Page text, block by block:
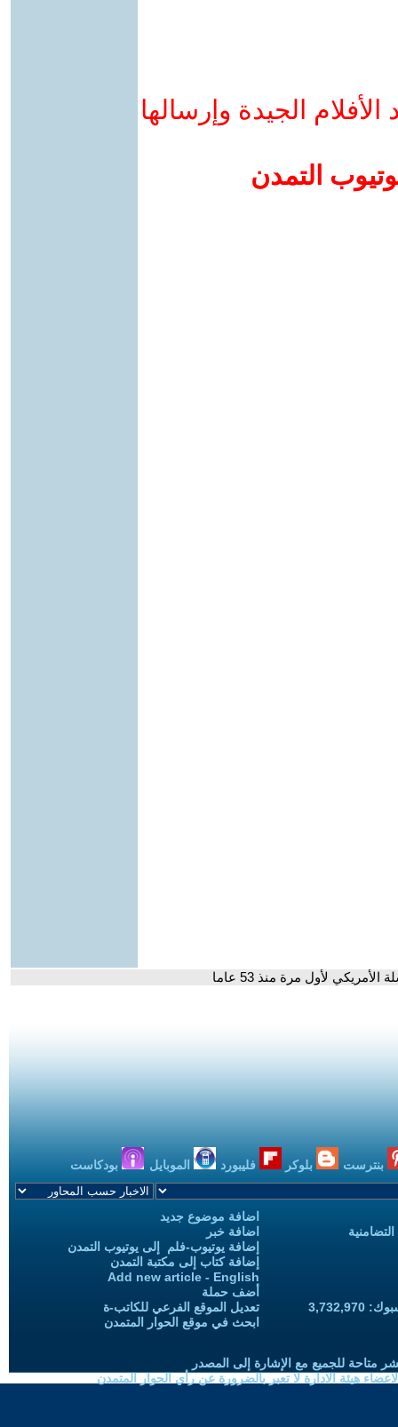
الجيدة وإرسالها
التمدن
لأول مرة منذ 53 عاما
بنترست بلوكر فليبورد الموبايل بودكاست
اضافة موضوع جديد
اضافة خبر
إضافة يوتيوب-فلم إلى يوتيوب التمدن
إضافة كتاب إلى مكتبة التمدن
Add new article - English
أضف حملة
تعديل الموقع الفرعي للكاتب-ة
ابحث في موقع الحوار المتمدن
متاحة للجميع مع الإشارة إلى المصدر
هيئة الادارة لا تعبر بالضرورة عن رأي الحوار المتمدن